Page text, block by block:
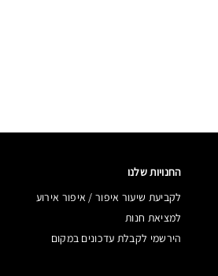
החנויות שלנו
לקביעת שיעור איפור / איפור אירוע
למציאת חנות
הירשמי לקבלת עדכונים במקום